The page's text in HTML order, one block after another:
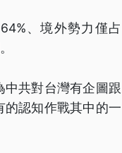
、境外勢力僅占
。
共對台灣有企圖跟
認知作戰其中的一